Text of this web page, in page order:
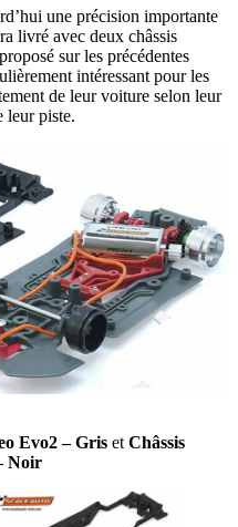
une précision importante
livré avec deux châssis
sur les précédentes
intéressant pour les
de leur voiture selon leur
leur piste.
Evo2 – Gris et Châssis
Noir